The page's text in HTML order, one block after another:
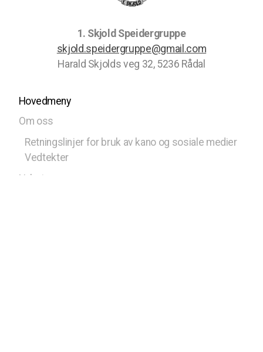
1. Skjold Speidergruppe
skjold.speidergruppe@gmail.com
Harald Skjolds veg 32, 5236 Rådal
Hovedmeny
Om oss
Retningslinjer for bruk av kano og sosiale medier
Vedtekter
Nyheter